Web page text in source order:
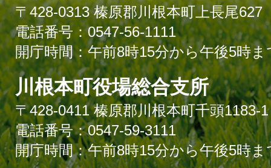
〒428-0313 榛原郡川根本町上長尾627
電話番号：0547-56-1111
開庁時間：午前8時15分から午後5時ま
川根本町役場総合支所
〒428-0411 榛原郡川根本町千頭1183-1
電話番号：0547-59-3111
開庁時間：午前8時15分から午後5時ま